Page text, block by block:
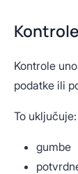
Kontrole
podatke ili
To uključuje:
gumbe